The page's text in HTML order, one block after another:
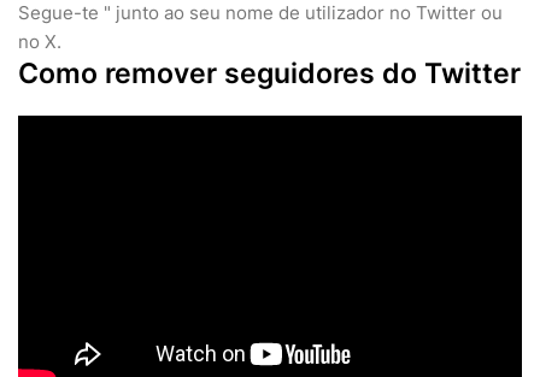
Segue-te " junto ao seu nome de utilizador no Twitter ou
no X.
Como remover seguidores do Twitter